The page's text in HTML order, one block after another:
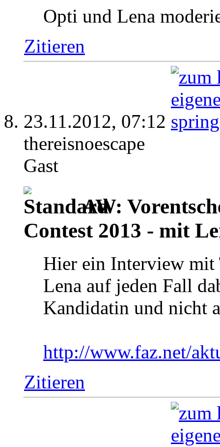
Opti und Lena
Zitieren
23.11.2012, 07:12
thereisnoescape
Gast
AW:
Contest 2013 - mit
Hier ein Interview mit
Lena auf jeden Fall
Kandidatin und nicht
http://www.faz.net/
Zitieren